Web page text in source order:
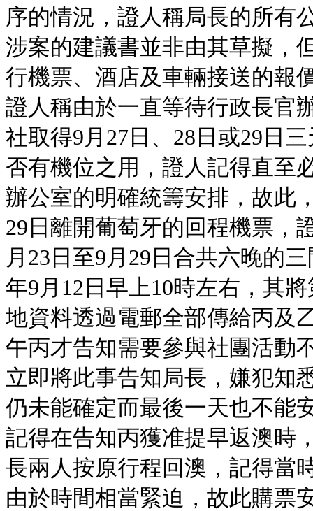
序的情況，證人稱局長的所有
涉案的建議書並非由其草擬，
行機票、酒店及車輛接送的報
證人稱由於一直等待行政長官
社取得9月27日、28日或29日
否有機位之用，證人記得直至
辦公室的明確統籌安排，故此
29日離開葡萄牙的回程機票，
月23日至9月29日合共六晚的
年9月12日早上10時左右，其
地資料透過電郵全部傳給丙及
午丙才告知需要參與社團活動
立即將此事告知局長，嫌犯知
仍未能確定而最後一天也不能
記得在告知丙獲准提早返澳時
長兩人按原行程回澳，記得當
由於時間相當緊迫，故此購票